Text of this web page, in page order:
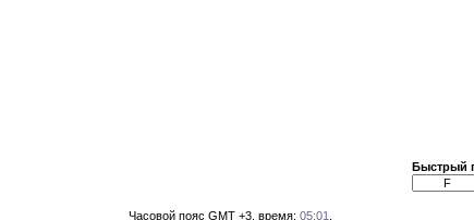
Быстрый
Часовой пояс GMT +3, время: 05:01